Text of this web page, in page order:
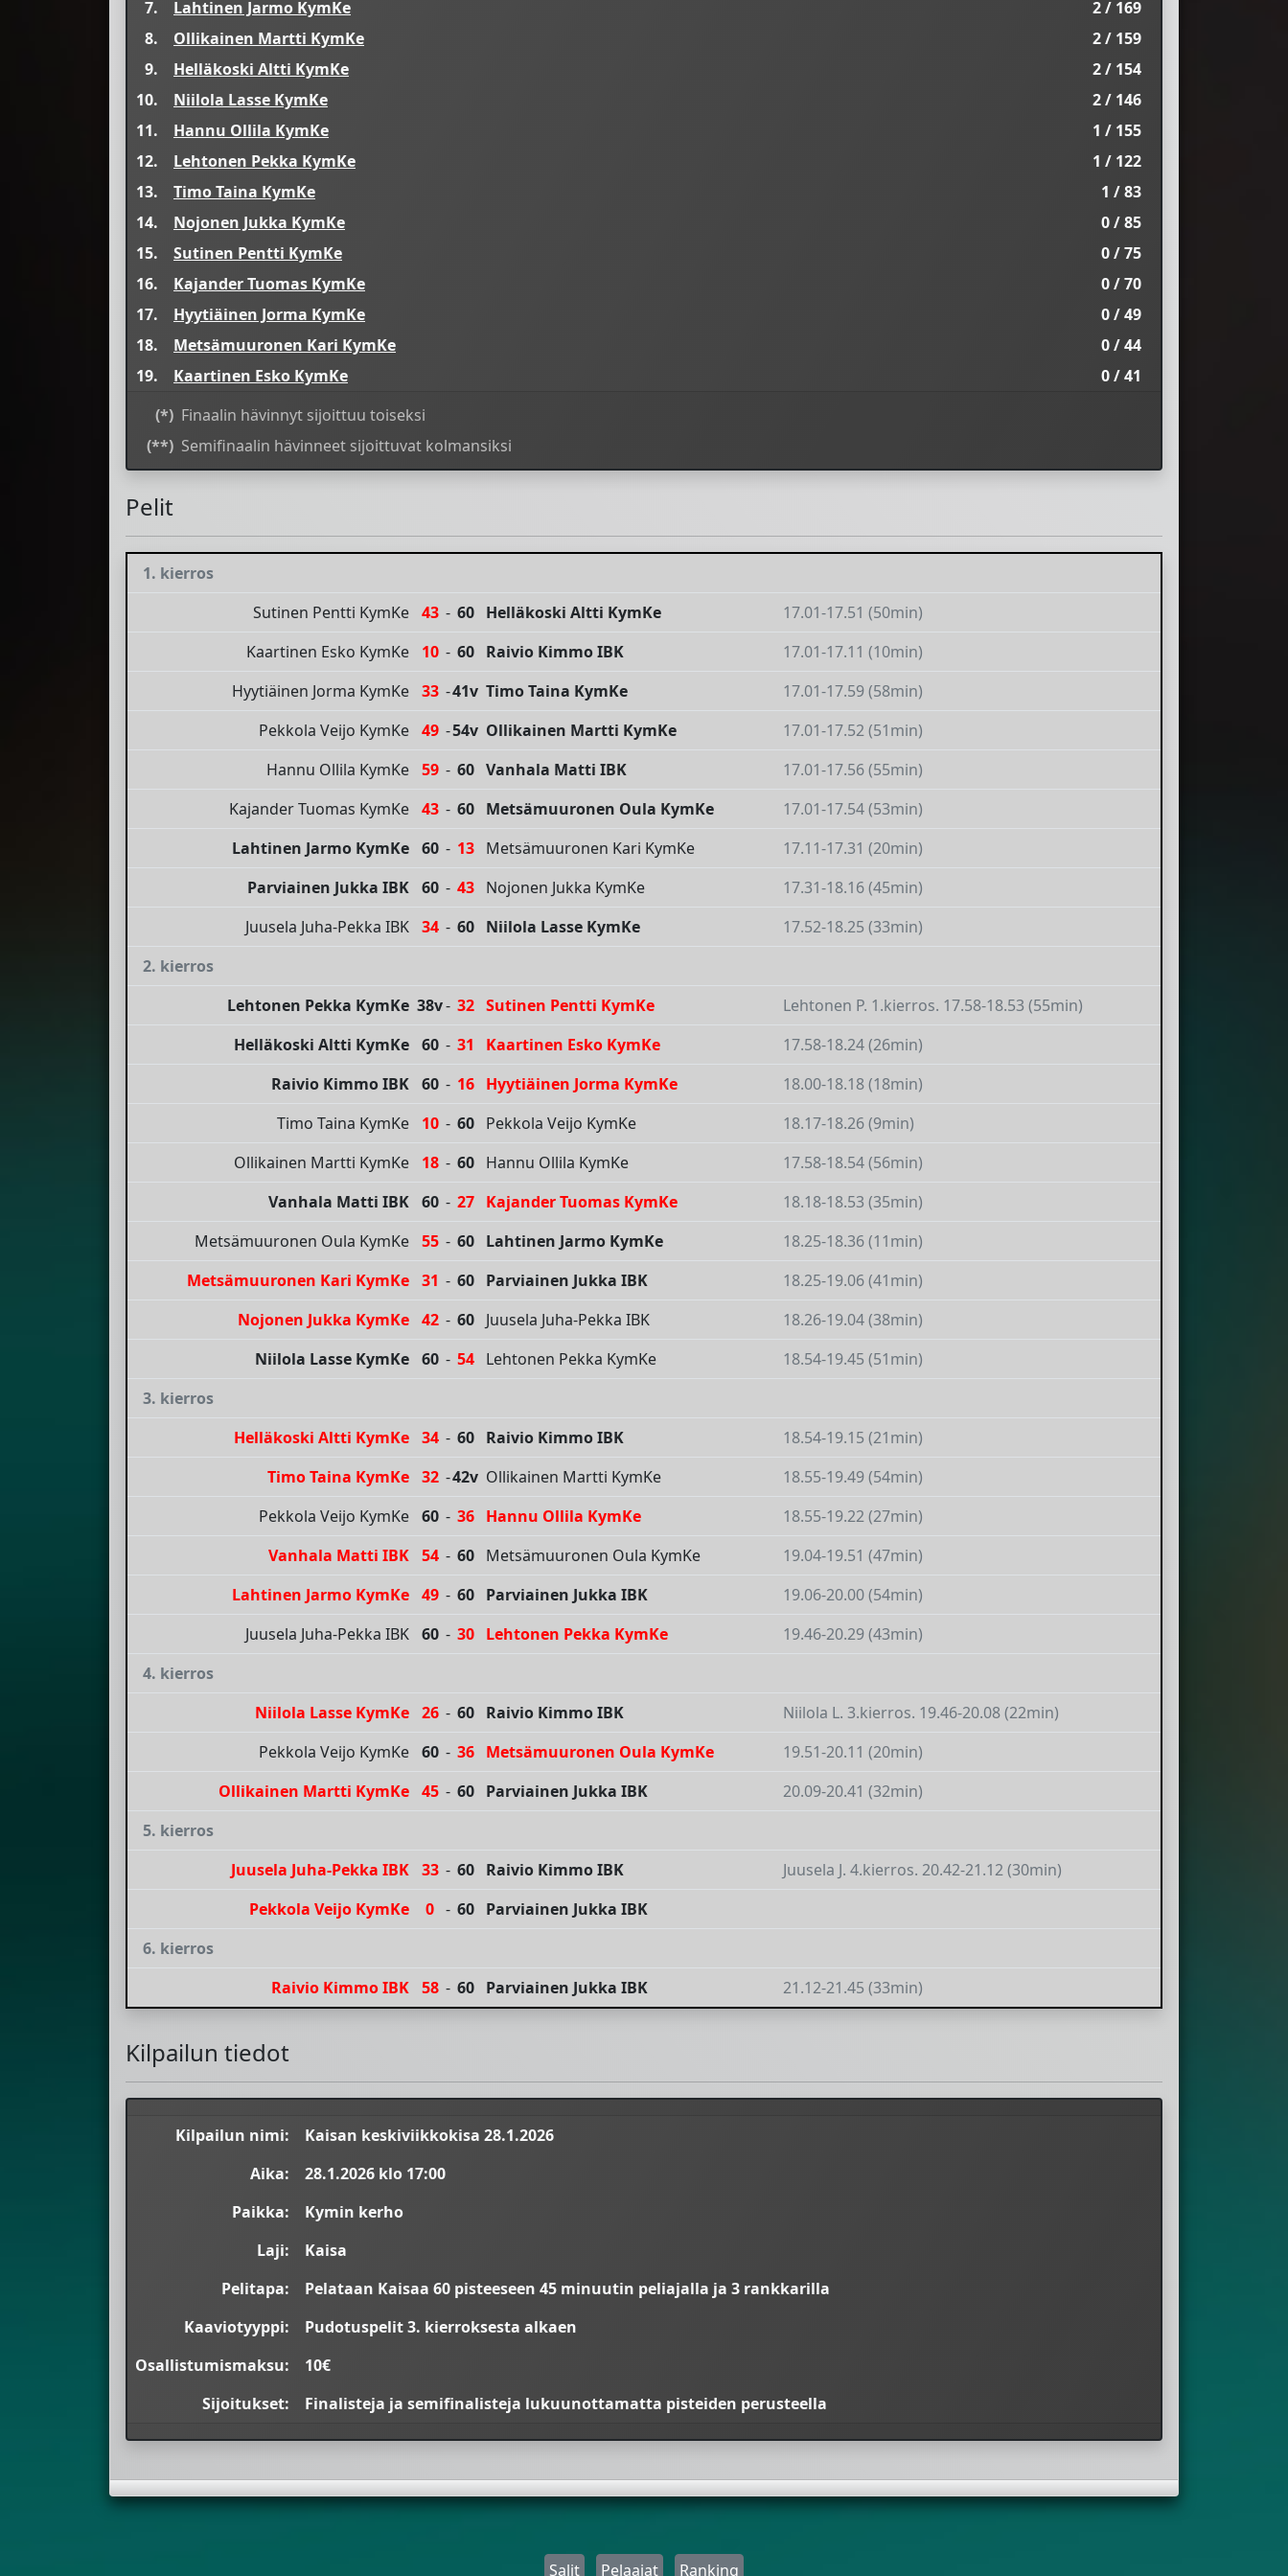
7. Lahtinen Jarmo KymKe
2 / 169
8.
Ollikainen Martti KymKe
2 / 159
9.
Helläkoski Altti KymKe
2 / 154
10.
Niilola Lasse KymKe
2 / 146
11.
Hannu Ollila KymKe
1 / 155
12.
Lehtonen Pekka KymKe
1 / 122
13.
Timo Taina KymKe
1 / 83
14.
Nojonen Jukka KymKe
0 / 85
15.
Sutinen Pentti KymKe
0 / 75
16.
Kajander Tuomas KymKe
0 / 70
17.
Hyytiäinen Jorma KymKe
0 / 49
18.
Metsämuuronen Kari KymKe
0 / 44
19.
Kaartinen Esko KymKe
0 / 41
(*) Finaalin hävinnyt sijoittuu toiseksi
(**) Semifinaalin hävinneet sijoittuvat kolmansiksi
Pelit
1. kierros
Sutinen Pentti KymKe 43 - 60 Helläkoski Altti KymKe
17.01-17.51 (50min)
Kaartinen Esko KymKe
10 - 60 Raivio Kimmo IBK
17.01-17.11 (10min)
Hyytiäinen Jorma KymKe 33 -41v Timo Taina KymKe
17.01-17.59 (58min)
Pekkola Veijo KymKe 49 -54v Ollikainen Martti KymKe
17.01-17.52 (51min)
Hannu Ollila KymKe 59 - 60 Vanhala Matti IBK
17.01-17.56 (55min)
Kajander Tuomas KymKe 43 - 60 Metsämuuronen Oula KymKe
17.01-17.54 (53min)
Lahtinen Jarmo KymKe 60 - 13 Metsämuuronen Kari KymKe
17.11-17.31 (20min)
Parviainen Jukka IBK 60 - 43 Nojonen Jukka KymKe
17.31-18.16 (45min)
Juusela Juha-Pekka IBK 34 - 60 Niilola Lasse KymKe
17.52-18.25 (33min)
2. kierros
Lehtonen Pekka KymKe 38v- 32 Sutinen Pentti KymKe
Lehtonen P. 1.kierros. 17.58-18.53 (55min)
Helläkoski Altti KymKe 60 - 31 Kaartinen Esko KymKe
17.58-18.24 (26min)
Raivio Kimmo IBK 60 - 16 Hyytiäinen Jorma KymKe
18.00-18.18 (18min)
Timo Taina KymKe
10 - 60 Pekkola Veijo KymKe
18.17-18.26 (9min)
Ollikainen Martti KymKe
18 - 60 Hannu Ollila KymKe
17.58-18.54 (56min)
Vanhala Matti IBK 60 - 27 Kajander Tuomas KymKe
18.18-18.53 (35min)
Metsämuuronen Oula KymKe 55 - 60 Lahtinen Jarmo KymKe
18.25-18.36 (11min)
Metsämuuronen Kari KymKe 31 - 60 Parviainen Jukka IBK
18.25-19.06 (41min)
Nojonen Jukka KymKe 42 - 60 Juusela Juha-Pekka IBK
18.26-19.04 (38min)
Niilola Lasse KymKe 60 - 54 Lehtonen Pekka KymKe
18.54-19.45 (51min)
3. kierros
Helläkoski Altti KymKe 34 - 60 Raivio Kimmo IBK
18.54-19.15 (21min)
Timo Taina KymKe 32 -42v Ollikainen Martti KymKe
18.55-19.49 (54min)
Pekkola Veijo KymKe 60 - 36 Hannu Ollila KymKe
18.55-19.22 (27min)
Vanhala Matti IBK 54 - 60 Metsämuuronen Oula KymKe
19.04-19.51 (47min)
Lahtinen Jarmo KymKe 49 - 60 Parviainen Jukka IBK
19.06-20.00 (54min)
Juusela Juha-Pekka IBK 60 - 30 Lehtonen Pekka KymKe
19.46-20.29 (43min)
4. kierros
Niilola Lasse KymKe 26 - 60 Raivio Kimmo IBK
Niilola L. 3.kierros. 19.46-20.08 (22min)
Pekkola Veijo KymKe 60 - 36 Metsämuuronen Oula KymKe
19.51-20.11 (20min)
Ollikainen Martti KymKe 45 - 60 Parviainen Jukka IBK
20.09-20.41 (32min)
5. kierros
Juusela Juha-Pekka IBK 33 - 60 Raivio Kimmo IBK
Juusela J. 4.kierros. 20.42-21.12 (30min)
Pekkola Veijo KymKe
0 - 60
Parviainen Jukka IBK
6. kierros
Raivio Kimmo IBK 58 - 60 Parviainen Jukka IBK 21.12-21.45 (33min)
Kilpailun tiedot
Kilpailun nimi:
Kaisan keskiviikkokisa 28.1.2026
Aika:
28.1.2026 klo 17:00
Paikka:
Kymin kerho
Laji:
Kaisa
Pelitapa:
Pelataan Kaisaa 60 pisteeseen 45 minuutin peliajalla ja 3 rankkarilla
Kaaviotyyppi:
Pudotuspelit 3. kierroksesta alkaen
Osallistumismaksu:
10€
Sijoitukset:
Finalisteja ja semifinalisteja lukuunottamatta pisteiden perusteella
Salit Pelaajat Ranking